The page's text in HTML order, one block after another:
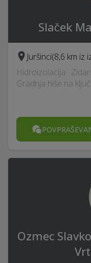
Slaček
Juršinci(8,6 km iz
Hidroizolacija ·
Gradnja hiše na
Ozmec